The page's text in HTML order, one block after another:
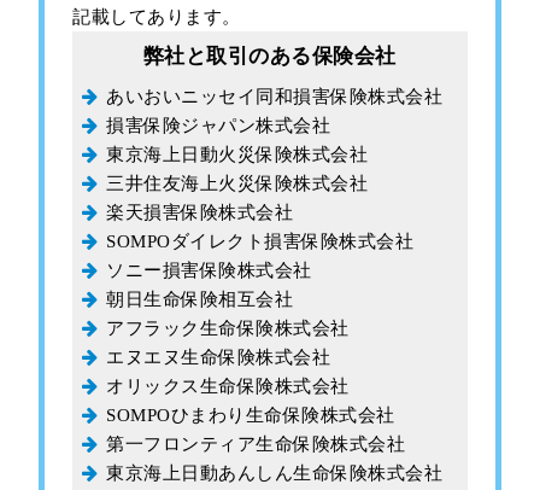
記載してあります。
弊社と取引のある保険会社
あいおいニッセイ同和損害保険株式会社
損害保険ジャパン株式会社
東京海上日動火災保険株式会社
三井住友海上火災保険株式会社
楽天損害保険株式会社
SOMPOダイレクト損害保険株式会社
ソニー損害保険株式会社
朝日生命保険相互会社
アフラック生命保険株式会社
エヌエヌ生命保険株式会社
オリックス生命保険株式会社
SOMPOひまわり生命保険株式会社
第一フロンティア生命保険株式会社
東京海上日動あんしん生命保険株式会社